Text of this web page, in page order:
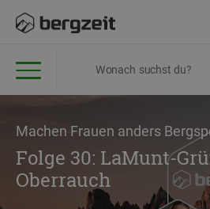
Machen Frauen anders
Folge 30: LaMunt-
Oberrauch